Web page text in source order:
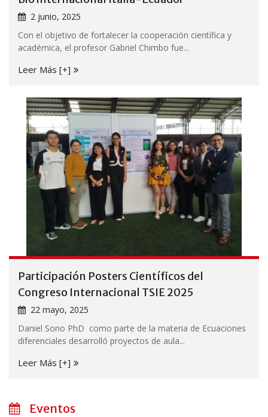
2 junio, 2025
Con el objetivo de fortalecer la cooperación científica y
académica, el profesor Gabriel Chimbo fue...
Leer Más [+]
Participación Posters Científicos del
Congreso Internacional TSIE 2025
22 mayo, 2025
Daniel Sono PhD como parte de la materia de Ecuaciones
diferenciales desarrolló proyectos de aula...
Leer Más [+]
Eventos